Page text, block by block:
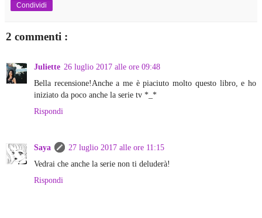
Condividi
2 commenti :
Juliette 26 luglio 2017 alle ore 09:48
Bella recensione!Anche a me è piaciuto molto questo libro, e ho
iniziato da poco anche la serie tv *_*
Rispondi
Saya
27 luglio 2017 alle ore 11:15
Vedrai che anche la serie non ti deluderà!
Rispondi